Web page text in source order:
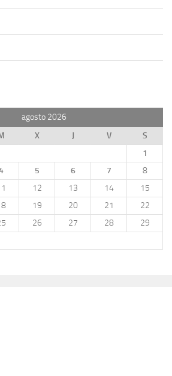
agosto 2026
X J V
S
1
5 6 7
8
12 13 14
15
19 20 21
22
26 27 28
29